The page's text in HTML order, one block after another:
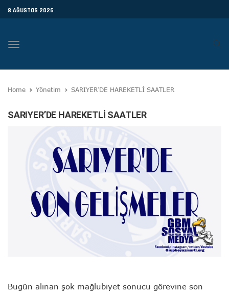
8 AĞUSTOS 2026
Toggle
Home Yönetim SARIYER’DE HAREKETLİ SAATLER
SARIYER’DE HAREKETLİ SAATLER
Bugün alınan şok mağlubiyet sonucu görevine son